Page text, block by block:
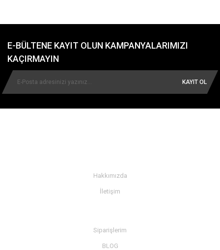
E-BÜLTENE KAYIT OLUN KAMPANYALARIMIZI
KAÇIRMAYIN
KAYIT OL
Hakkımızda
İletişim
Siparişlerim
BLOG